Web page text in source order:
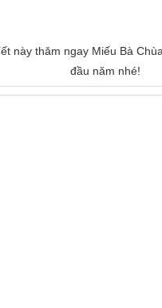
này thăm ngay Miếu Bà
đầu năm nhé!